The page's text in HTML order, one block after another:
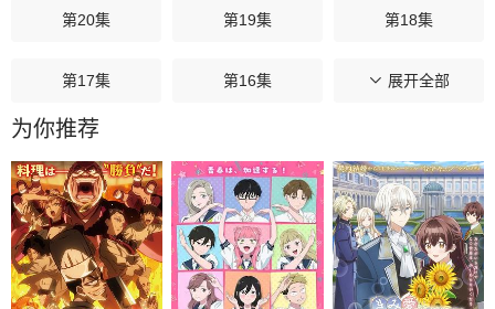
第20集 第19集 第18集
第17集 第16集 第15集
第14集
第11集 第10集 第09集
第08集 第07集 第06集
展开全部
为你推荐